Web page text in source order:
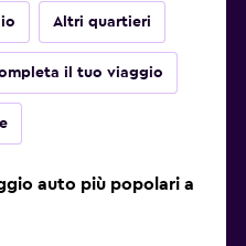
Altri quartieri
il tuo viaggio
auto più popolari a